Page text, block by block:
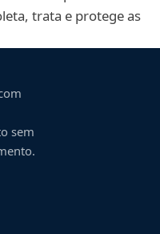
trata e protege as
sem